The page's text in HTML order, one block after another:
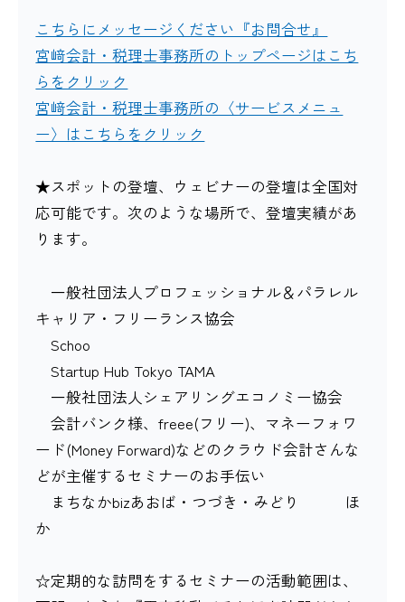
こちらにメッセージください『お問合せ』
宮﨑会計・税理士事務所のトップページはこち
らをクリック
宮﨑会計・税理士事務所の〈サービスメニュ
ー〉はこちらをクリック
★スポットの登壇、ウェビナーの登壇は全国対
応可能です。次のような場所で、登壇実績があ
ります。
一般社団法人プロフェッショナル＆パラレル
キャリア・フリーランス協会
Schoo
Startup Hub Tokyo TAMA
一般社団法人シェアリングエコノミー協会
会計バンク様、freee(フリー)、マネーフォワ
ード(Money Forward)などのクラウド会計さんな
どが主催するセミナーのお手伝い
まちなかbizあおば・つづき・みどり ほ
か
☆定期的な訪問をするセミナーの活動範囲は、